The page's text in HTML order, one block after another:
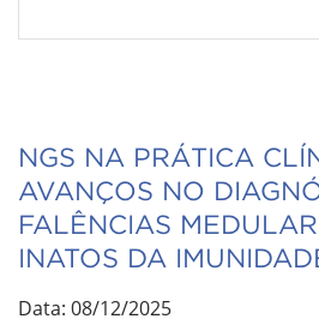
NGS NA PRÁTICA
AVANÇOS NO
FALÊNCIAS
INATOS DA
Data: 08/12/2025